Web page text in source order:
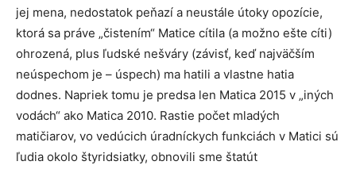
jej mena, nedostatok peňazí a neustále útoky opozície,
ktorá sa práve „čistením“ Matice cítila (a možno ešte cíti)
ohrozená, plus ľudské nešváry (závisť, keď najväčším
neúspechom je – úspech) ma hatili a vlastne hatia
dodnes. Napriek tomu je predsa len Matica 2015 v „iných
vodách“ ako Matica 2010. Rastie počet mladých
matičiarov, vo vedúcich úradníckych funkciách v Matici sú
ľudia okolo štyridsiatky, obnovili sme štatút